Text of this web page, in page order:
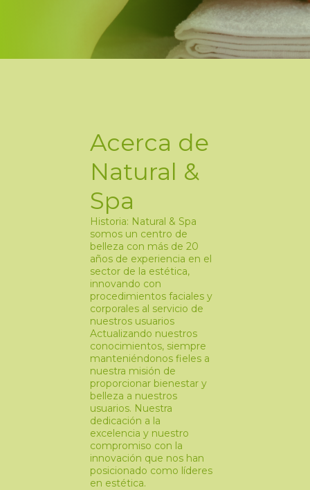
Acerca de
Natural &
Spa
Historia: Natural & Spa
somos un centro de
belleza con más de 20
años de experiencia en el
sector de la estética,
innovando con
procedimientos faciales y
corporales al servicio de
nuestros usuarios
Actualizando nuestros
conocimientos, siempre
manteniéndonos fieles a
nuestra misión de
proporcionar bienestar y
belleza a nuestros
usuarios. Nuestra
dedicación a la
excelencia y nuestro
compromiso con la
innovación que nos han
posicionado como líderes
en estética.